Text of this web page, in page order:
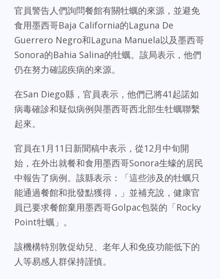
官員警告人們詢問餐館有關牡蠣的來源，並避免
食用墨西哥Baja California的Laguna De
Guerrero Negro和Laguna Manuela以及墨西哥
Sonora的Bahia Salina的牡蠣。該局表示，他們
仍在努力確認疾病的來源。
在San Diego縣，官員表示，他們已將41起諾如
病毒確診和疑似病例與墨西哥西北部生牡蠣聯繫
起來。
官員在1月11日新聞稿中表示，從12月中旬開
始，在外出就餐和食用墨西哥Sonora生蠔的居民
中報告了病例。該縣表示：「這些涉及的牡蠣只
能通過餐館和批發點獲得，」並補充說，健康官
員已要求餐館棄用墨西哥Golpac包裝的「Rocky
Point牡蠣」。
該機構特別敦促幼兒、老年人和免疫功能低下的
人等易感人群保持謹慎。